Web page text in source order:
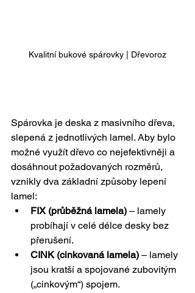
Kvalitní bukové spárovky | Dřevoroz
Spárovka je deska z masivního dřeva,
slepená z jednotlivých lamel. Aby bylo
možné využít dřevo co nejefektivněji a
dosáhnout požadovaných rozměrů,
vznikly dva základní způsoby lepení
lamel:
FIX (průběžná lamela) – lamely
probíhají v celé délce desky bez
přerušení.
CINK (cinkovaná lamela) – lamely
jsou kratší a spojované zubovitým
(„cinkovým“) spojem.